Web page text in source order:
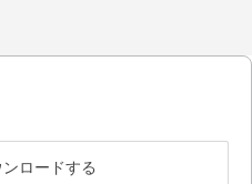
ロードする